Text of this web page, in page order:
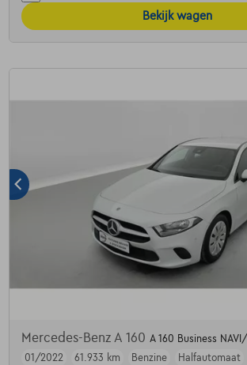
Bekijk wagen
Mercedes-Benz A 160 A 160 Business NAVI/
01/2022
61.933 km Benzine Halfautomaat